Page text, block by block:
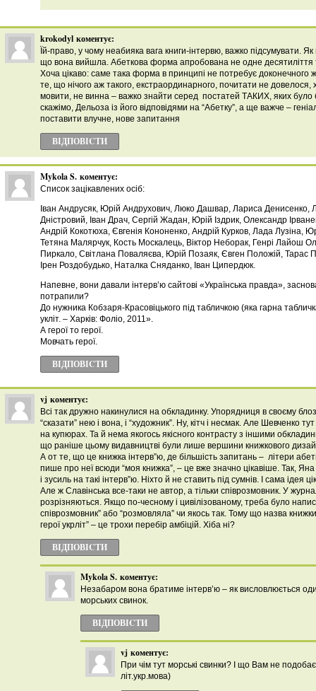
krokodyl коментує:
Їй-право, у чому неабияка вага книги-інтервю, важко підсумувати. Як
що вона вийшла. Абеткова форма апробована не одне десятиліття
Хоча цікаво: саме така форма в принципі не потребує доконечного
те, що нічого аж такого, екстраординарного, почитати не довелося,
мовити, не винна – важко знайти серед постатей ТАКИХ, яких було б
скажімо, Дельоза із його відповідями на “Абетку”, а ще важче –
поставити влучне, нове запитання
ВІДПОВІCТИ
Mykola S. коментує:
Список зацікавлених осіб:
Іван Андрусяк, Юрій Андрухович, Люко Дашвар, Лариса Денисенко,
Дністровий, Іван Драч, Сергій Жадан, Юрій Іздрик, Олександр
Андрій Кокотюха, Євгенія Кононенко, Андрій Курков, Лада Лузіна,
Тетяна Малярчук, Кость Москалець, Віктор Неборак, Генрі Лайош
Пиркало, Світлана Поваляєва, Юрій Позаяк, Євген Положій, Тарас
Ірен Роздобудько, Наталка Сняданко, Іван Ципердюк.
Напевне, вони давали інтерв’ю сайтові «Українська правда»,
потрапили?
До нужника Кобзаря-Красовіцького під табличкою (яка гарна
укліт. – Харків: Фоліо, 2011».
А герої то герої.
Мовчать герої.
ВІДПОВІCТИ
vj коментує:
Всі так дружно накинулися на обкладинку. Упорядниця в своєму
“сказати” нею і вона, і “художник”. Ну, кітч і несмак. Але Шевченко
на купюрах. Та й нема якогось якісного контрасту з іншими
що раніше цьому видавництві були лише вершини книжкового
А от те, що це книжка інтерв”ю, де більшість запитань – літери
пише про неї всюди “моя книжка”, – це вже значно цікавіше. Так,
і зусиль на такі інтерв”ю. Ніхто й не ставить під сумнів. І сама ідея
Але ж Славінська все-таки не автор, а тільки співрозмовник. У
розрізняються. Якщо по-чесному і цивілізованому, треба було
співрозмовник” або “розмовляла” чи якось так. Тому що назва
герої укрліт” – це трохи перебір амбіцій. Хіба ні?
ВІДПОВІCТИ
Mykola S. коментує:
Незабаром вона братиме інтерв’ю – як висловлюється
морських свинок.
ВІДПОВІCТИ
vj коментує:
При чім тут морські свинки? І що Вам не
літ.укр.мова)